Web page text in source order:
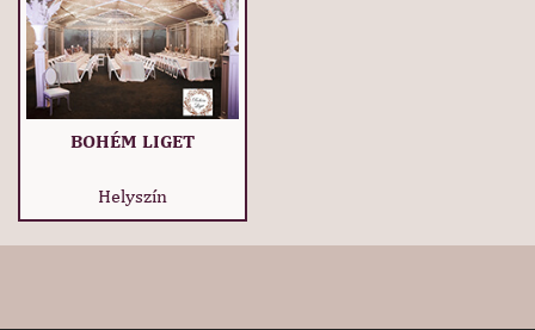
BOHÉM LIGET
Helyszín